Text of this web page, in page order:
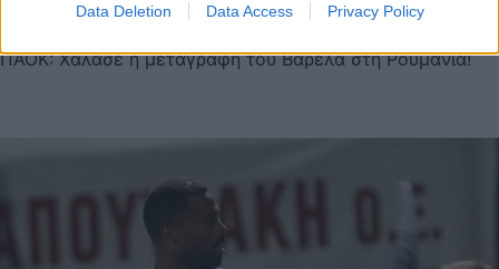
Data Deletion Data Access Privacy Policy
Photo 4/6
ΠΑΟΚ: Χάλασε η μεταγραφή του Βαρέλα στη Ρουμανία!